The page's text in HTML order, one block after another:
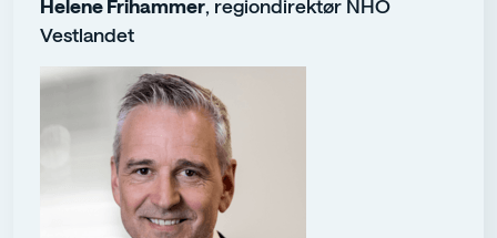
Helene Frihammer, regiondirektør NHO
Vestlandet